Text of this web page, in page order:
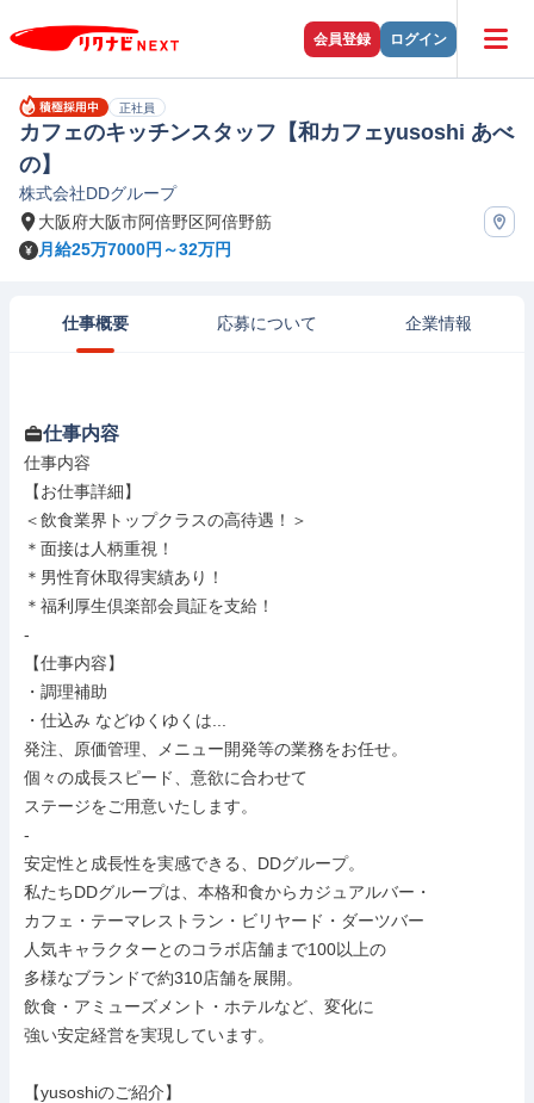
会員登録 ログイン
正社員
カフェのキッチンスタッフ【和カフェyusoshi あべ
の】
株式会社DDグループ
大阪府大阪市阿倍野区阿倍野筋
月給25万7000円～32万円
仕事概要 応募について 企業情報
仕事内容
仕事内容
【お仕事詳細】
＜飲食業界トップクラスの高待遇！＞
＊面接は人柄重視！
＊男性育休取得実績あり！
＊福利厚生倶楽部会員証を支給！
-
【仕事内容】
・調理補助
・仕込み などゆくゆくは...
発注、原価管理、メニュー開発等の業務をお任せ。
個々の成長スピード、意欲に合わせて
ステージをご用意いたします。
-
安定性と成長性を実感できる、DDグループ。
私たちDDグループは、本格和食からカジュアルバー・
カフェ・テーマレストラン・ビリヤード・ダーツバー
人気キャラクターとのコラボ店舗まで100以上の
多様なブランドで約310店舗を展開。
飲食・アミューズメント・ホテルなど、変化に
強い安定経営を実現しています。
【yusoshiのご紹介】